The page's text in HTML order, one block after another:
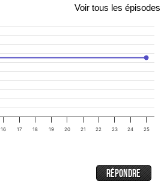
Voir tous les épisodes
16 17 18 19 20 21 22 23 24 25